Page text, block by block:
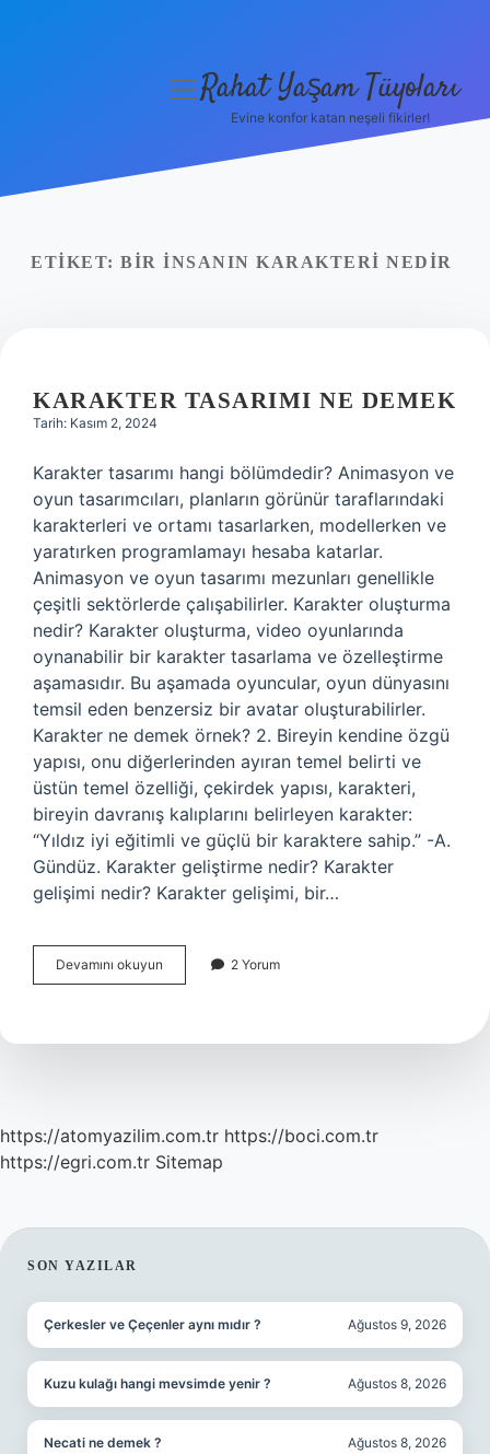
Yasal Uyarı
menüyü
Rahat Yaşam Tüyoları
Evine konfor katan neşeli fikirler!
ETIKET: BIR INSANIN KARAKTERI NEDIR
KARAKTER TASARIMI NE DEMEK
Tarih: Kasım 2, 2024
Karakter tasarımı hangi bölümdedir? Animasyon ve
oyun tasarımcıları, planların görünür taraflarındaki
karakterleri ve ortamı tasarlarken, modellerken ve
yaratırken programlamayı hesaba katarlar.
Animasyon ve oyun tasarımı mezunları genellikle
çeşitli sektörlerde çalışabilirler. Karakter oluşturma
nedir? Karakter oluşturma, video oyunlarında
oynanabilir bir karakter tasarlama ve özelleştirme
aşamasıdır. Bu aşamada oyuncular, oyun dünyasını
temsil eden benzersiz bir avatar oluşturabilirler.
Karakter ne demek örnek? 2. Bireyin kendine özgü
yapısı, onu diğerlerinden ayıran temel belirti ve
üstün temel özelliği, çekirdek yapısı, karakteri,
bireyin davranış kalıplarını belirleyen karakter:
“Yıldız iyi eğitimli ve güçlü bir karaktere sahip.” -A.
Gündüz. Karakter geliştirme nedir? Karakter
gelişimi nedir? Karakter gelişimi, bir…
Devamını okuyun Karakter
Tasarımı
2 Yorum
https://atomyazilim.com.tr https://boci.com.tr
https://egri.com.tr Sitemap
SIDEBAR
SON YAZILAR
Çerkesler ve Çeçenler aynı mıdır ? Ağustos 9, 2026
Kuzu kulağı hangi mevsimde yenir ? Ağustos 8, 2026
Necati ne demek ? Ağustos 8, 2026